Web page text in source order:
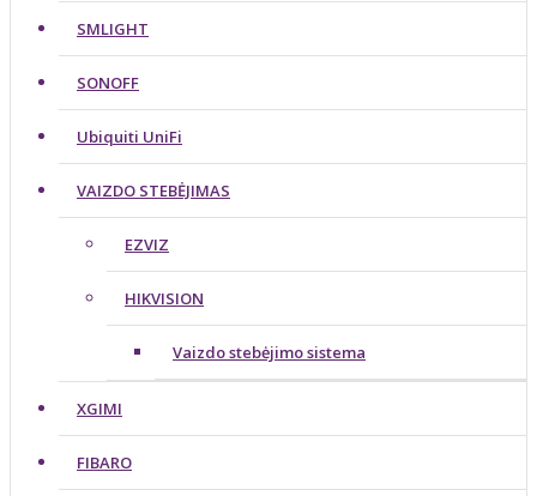
SMLIGHT
SONOFF
Ubiquiti UniFi
VAIZDO STEBĖJIMAS
EZVIZ
HIKVISION
Vaizdo stebėjimo sistema
XGIMI
FIBARO